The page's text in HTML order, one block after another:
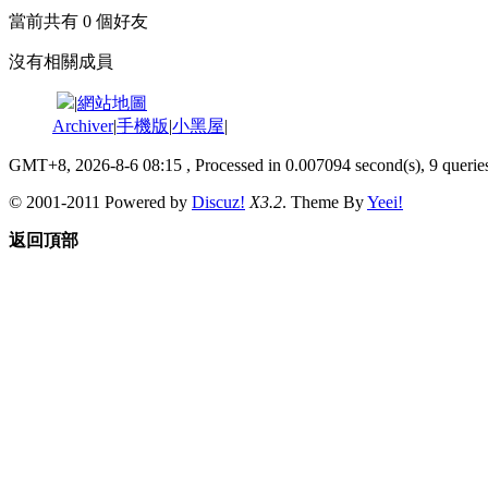
當前共有 0 個好友
沒有相關成員
|網站地圖
Archiver|手機版|小黑屋|
GMT+8, 2026-8-6 08:15 , Processed in 0.007094 second(s), 9
© 2001-2011 Powered by Discuz! X3.2. Theme ByYeei!
返回頂部